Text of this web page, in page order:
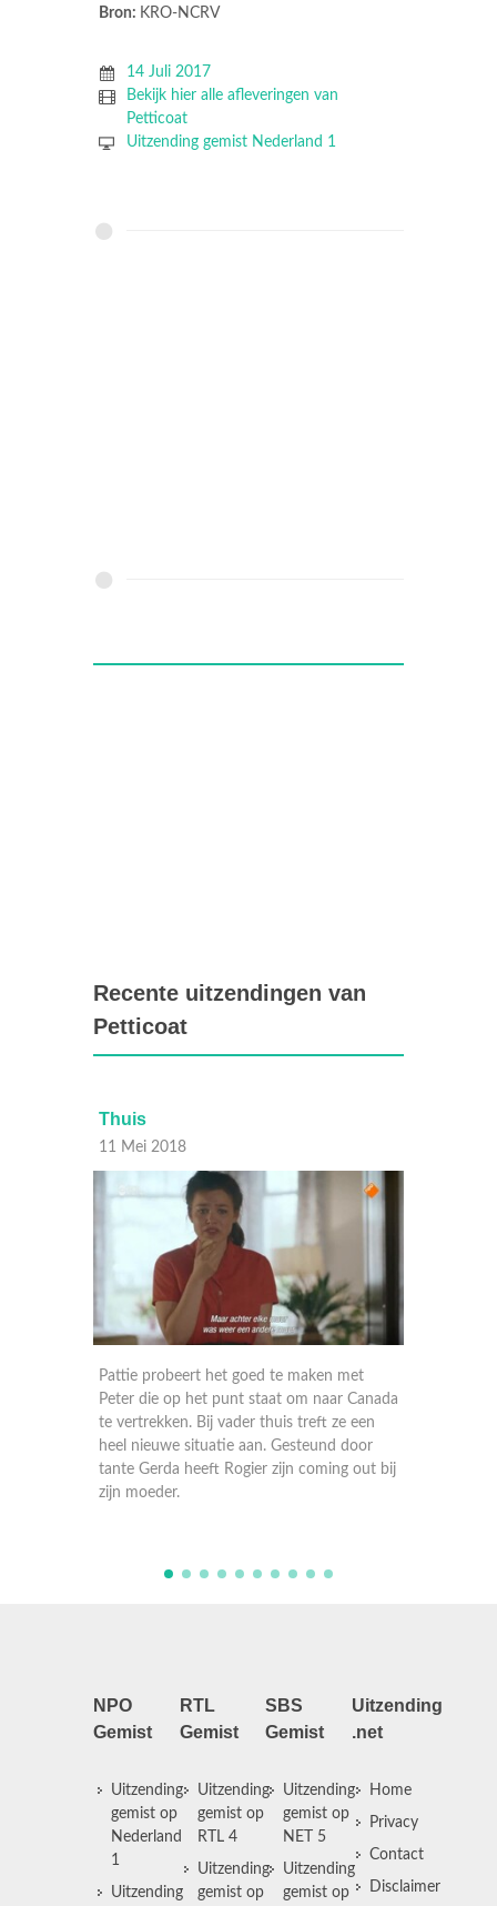
Bron: KRO-NCRV
14 Juli 2017
Bekijk hier alle afleveringen van
Petticoat
Uitzending gemist Nederland 1
Recente uitzendingen van
Petticoat
om naar Canada
treft ze een
Gesteund door
zijn coming out bij
10 Mei 2018
Pattie en Rogier komen nader tot elkaar
wanneer Pattie oververmoeid en misselijk
naar de dokter gaat. Terwijl Peter zich
opmaakt voor de emigratie naar Canada,
NPO
Gemist
Uitzending
gemist op
Nederland
1
Uitzending
RTL
Gemist
Uitzending
gemist op
RTL 4
Uitzending
gemist op
SBS
Gemist
Uitzending
gemist op
NET 5
Uitzending
gemist op
Uitzending
.net
Home
Privacy
Contact
Disclaimer